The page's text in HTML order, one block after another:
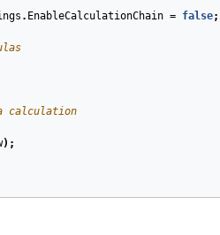
. EnableCalculationChain = false;
calculation
);